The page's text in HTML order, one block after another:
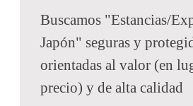
Buscamos "Estancias/
Japón" seguras y
orientadas al valor (en
precio) y de alta calidad